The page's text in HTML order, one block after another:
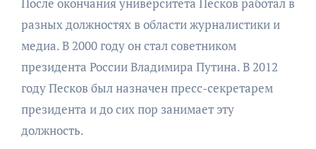
разных должностях в области журналистики и
медиа. В 2000 году он стал советником
президента России Владимира Путина. В 2012
году Песков был назначен пресс-секретарем
президента и до сих пор занимает эту
должность.